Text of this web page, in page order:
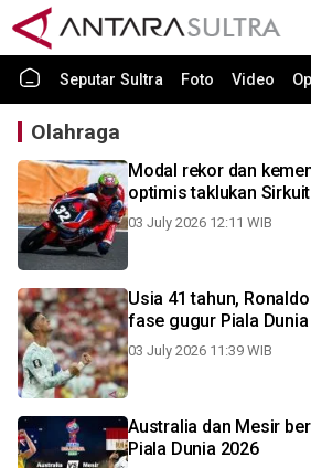
Seputar Sultra Foto Video
Olahraga
Modal rekor dan
optimis taklukan
03 July 2026 12:11 WIB
Usia 41 tahun,
fase gugur Piala Dunia
03 July 2026 11:39 WIB
Australia dan Mesir
Piala Dunia 2026